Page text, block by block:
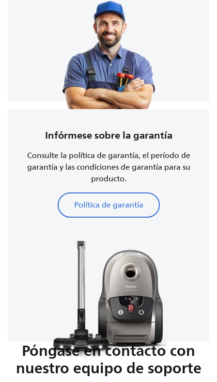
Infórmese sobre la garantía
Consulte la política de garantía, el período de
garantía y las condiciones de garantía para su
producto.
Política de garantía
Póngase en contacto con
nuestro equipo de soporte